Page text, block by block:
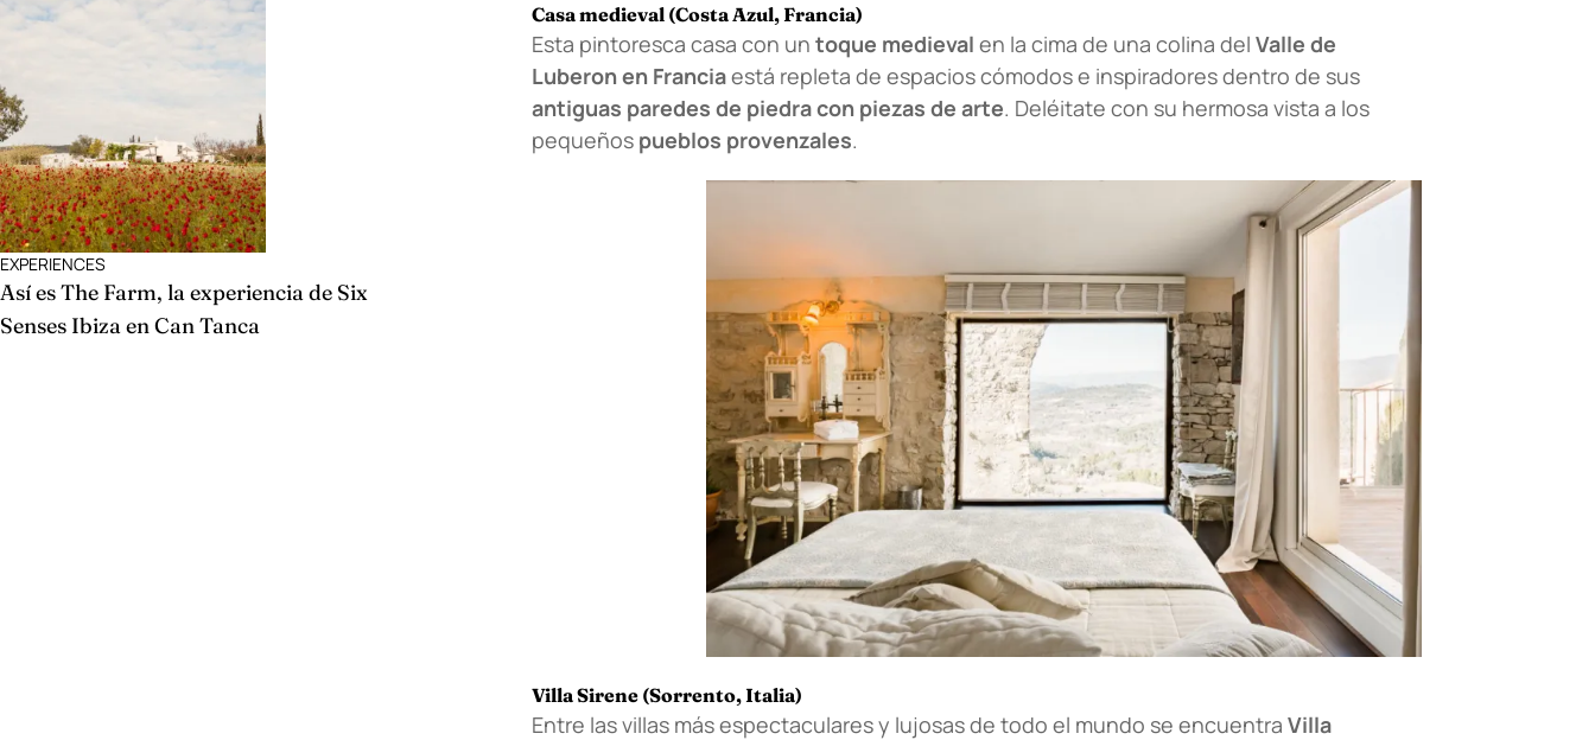
Casa medieval (Costa Azul, Francia)
Esta pintoresca casa con un toque medieval en la cima de una colina del Valle de
Luberon en Franciaestá repleta de espacios cómodos e inspiradores dentro de sus
antiguas paredes de piedra con piezas de arte. Deléitate con su hermosa vista a los
pequeños pueblos provenzales.
Villa Sirene (Sorrento, Italia)
Entre las villas más espectaculares y lujosas de todo el mundo se encuentra Villa
EXPERIENCES
Así es The Farm, la experiencia de Six
Senses Ibiza en Can Tanca